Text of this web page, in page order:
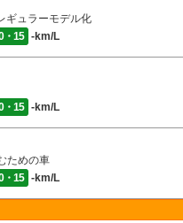
ギュラーモデル化
・15 -km/L
・15 -km/L
ための車
・15 -km/L